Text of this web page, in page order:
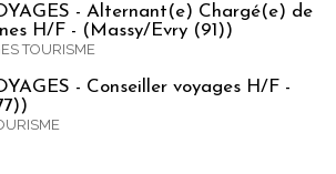
- Alternant(e) Chargé(e) de
H/F - (Massy/Evry (91))
TOURISME
- Conseiller voyages H/F -